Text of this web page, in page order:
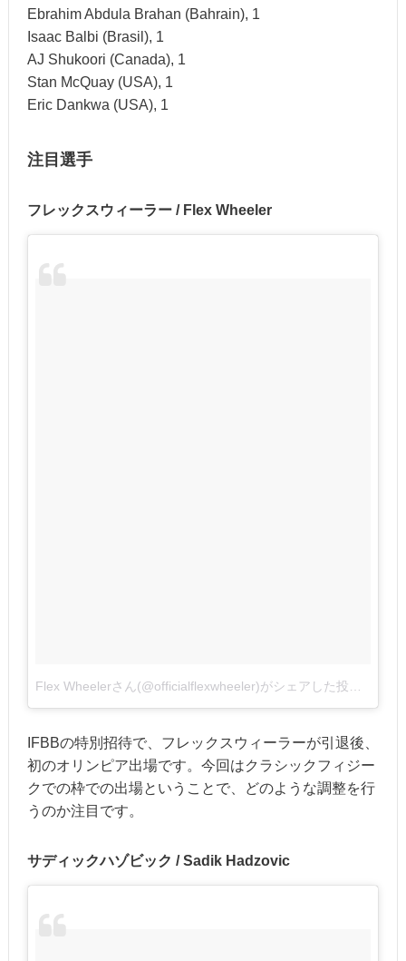
Ebrahim Abdula Brahan (Bahrain), 1
Isaac Balbi (Brasil), 1
AJ Shukoori (Canada), 1
Stan McQuay (USA), 1
Eric Dankwa (USA), 1
注目選手
フレックスウィーラー / Flex Wheeler
Flex Wheelerさん(@officialflexwheeler)がシェアした投稿
IFBBの特別招待で、フレックスウィーラーが引退後、
初のオリンピア出場です。今回はクラシックフィジー
クでの枠での出場ということで、どのような調整を行
うのか注目です。
サディックハゾビック / Sadik Hadzovic